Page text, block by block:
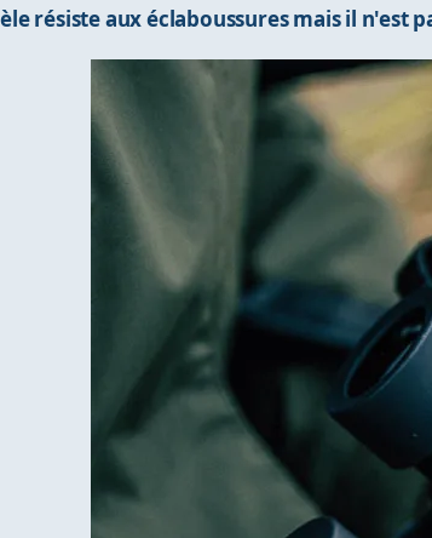
résiste aux éclaboussures mais il n'est